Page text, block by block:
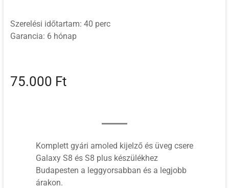
Szerelési időtartam: 40 perc
Garancia: 6 hónap
75.000 Ft
Komplett gyári amoled kijelző és üveg csere
Galaxy S8 és S8 plus készülékhez
Budapesten a leggyorsabban és a legjobb
árakon.